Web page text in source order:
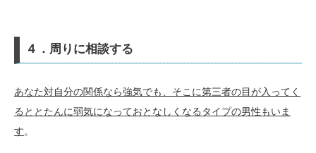
４．周りに相談する
あなた対自分の関係なら強気でも、そこに第三者の目が入ってく
るととたんに弱気になっておとなしくなるタイプの男性もいま
す。